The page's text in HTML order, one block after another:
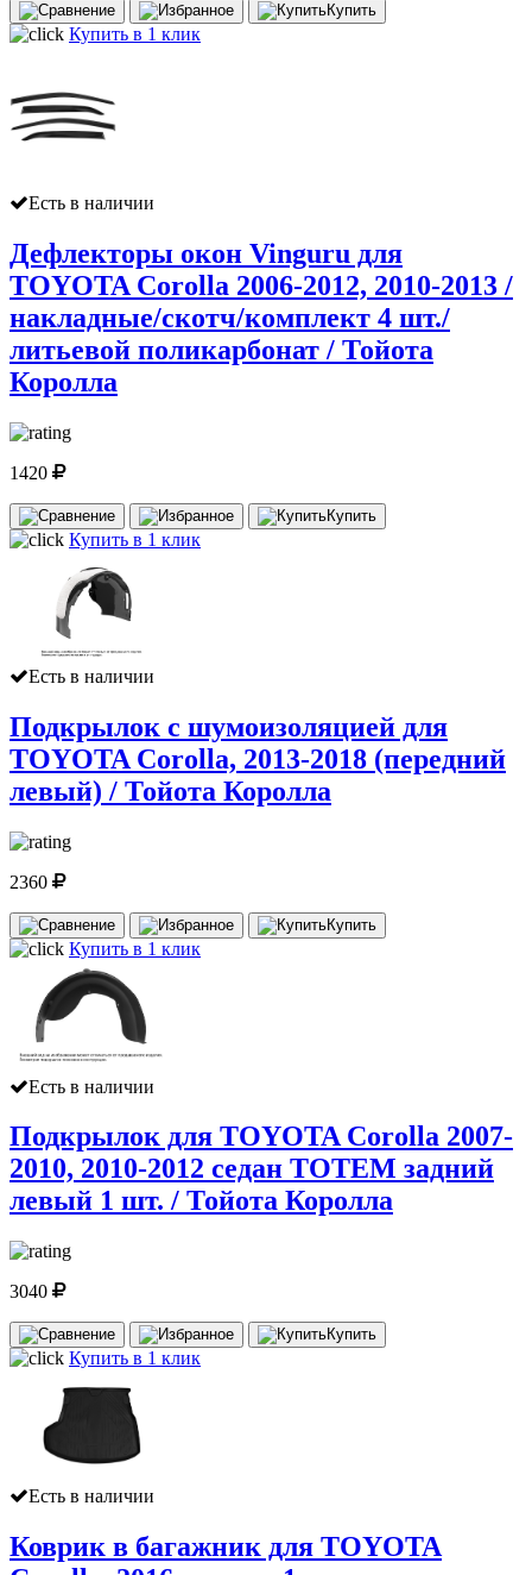
Купить
Купить в 1 клик
Есть в наличии
Дефлекторы окон Vinguru для
TOYOTA Corolla 2006-2012, 2010-2013 /
накладные/скотч/комплект 4 шт./
литьевой поликарбонат / Тойота
Королла
1420
Купить
Купить в 1 клик
Есть в наличии
Подкрылок с шумоизоляцией для
TOYOTA Corolla, 2013-2018 (передний
левый) / Тойота Королла
2360
Купить
Купить в 1 клик
Есть в наличии
Подкрылок для TOYOTA Corolla 2007-
2010, 2010-2012 седан TOTEM задний
левый 1 шт. / Тойота Королла
3040
Купить
Купить в 1 клик
Есть в наличии
Коврик в багажник для TOYOTA